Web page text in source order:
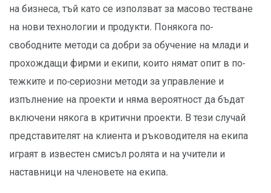
на бизнеса, тъй като се използват за масово тестване
на нови технологии и продукти. Понякога по-
свободните методи са добри за обучение на млади и
прохождащи фирми и екипи, които нямат опит в по-
тежките и по-сериозни методи за управление и
изпълнение на проекти и няма вероятност да бъдат
включени някога в критични проекти. В тези случай
представителят на клиента и ръководителя на екипа
играят в известен смисъл ролята и на учители и
наставници на членовете на екипа.